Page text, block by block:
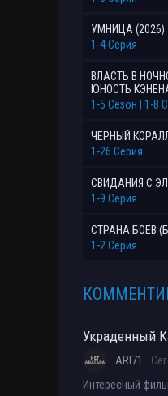
УМНИЦА (2026)
1-4 Серия
ВЛАСТЬ В
ЮНОСТЬ
1-5 Сезон | 1-8
ЧЕРНЫЙ
1-26 Серия
СВИДАНИЯ С
1-9 Серия
СТРАНА БОЕВ
1-2 Серия
Украденный
ARI71
Интересный